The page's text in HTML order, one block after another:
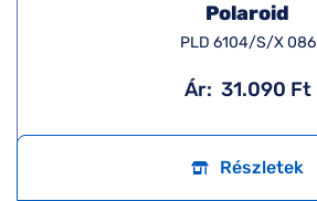
Polaroid
PLD 6104/S/X 086
Ár: 31.090 Ft
Részletek